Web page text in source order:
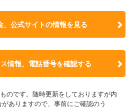
、公式サイトの情報を見る
情報、電話番号を確認する
のです。随時更新をしておりますが内
ありますので、事前にご確認のう